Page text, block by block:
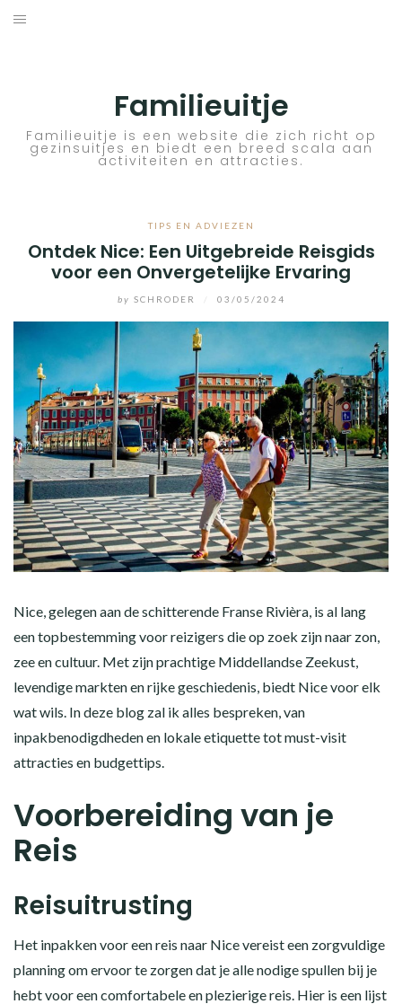
Skip
Familieuitje
Familieuitje is een website die zich richt op
gezinsuitjes en biedt een breed scala aan
activiteiten en attracties.
TIPS EN ADVIEZEN
Ontdek Nice: Een Uitgebreide Reisgids
voor een Onvergetelijke Ervaring
by SCHRODER 03/05/2024
Nice, gelegen aan de schitterende Franse Rivièra, is al lang
een topbestemming voor reizigers die op zoek zijn naar zon,
zee en cultuur. Met zijn prachtige Middellandse Zeekust,
levendige markten en rijke geschiedenis, biedt Nice voor elk
wat wils. In deze blog zal ik alles bespreken, van
inpakbenodigdheden en lokale etiquette tot must-visit
attracties en budgettips.
Voorbereiding van je
Reis
Reisuitrusting
Het inpakken voor een reis naar Nice vereist een zorgvuldige
planning om ervoor te zorgen dat je alle nodige spullen bij je
hebt voor een comfortabele en plezierige reis. Hier is een lijst
HOTELTIPS